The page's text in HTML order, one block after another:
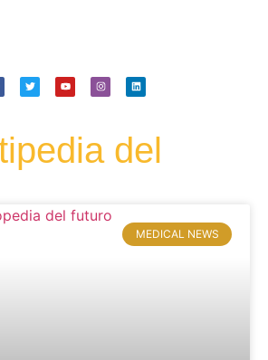
del
MEDICAL NEWS